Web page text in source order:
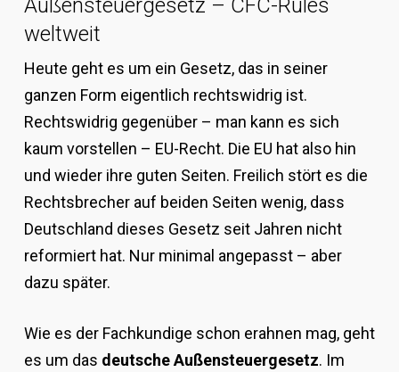
Außensteuergesetz – CFC-Rules
weltweit
Heute geht es um ein Gesetz, das in seiner
ganzen Form eigentlich rechtswidrig ist.
Rechtswidrig gegenüber – man kann es sich
kaum vorstellen – EU-Recht. Die EU hat also hin
und wieder ihre guten Seiten. Freilich stört es die
Rechtsbrecher auf beiden Seiten wenig, dass
Deutschland dieses Gesetz seit Jahren nicht
reformiert hat. Nur minimal angepasst – aber
dazu später.
Wie es der Fachkundige schon erahnen mag, geht
es um das deutsche Außensteuergesetz. Im